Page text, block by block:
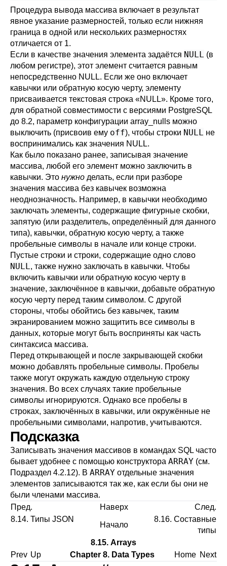
Процедура вывода массива включает в результат
явное указание размерностей, только если нижняя
граница в одной или нескольких размерностях
отличается от 1.
Если в качестве значения элемента задаётся NULL (в
любом регистре), этот элемент считается равным
непосредственно NULL. Если же оно включает
кавычки или обратную косую черту, элементу
присваивается текстовая строка «NULL». Кроме того,
для обратной совместимости с версиями PostgreSQL
до 8.2, параметр конфигурации array_nulls можно
выключить (присвоив ему off), чтобы строки NULL не
воспринимались как значения NULL.
Как было показано ранее, записывая значение
массива, любой его элемент можно заключить в
кавычки. Это нужно делать, если при разборе
значения массива без кавычек возможна
неоднозначность. Например, в кавычки необходимо
заключать элементы, содержащие фигурные скобки,
запятую (или разделитель, определённый для данного
типа), кавычки, обратную косую черту, а также
пробельные символы в начале или конце строки.
Пустые строки и строки, содержащие одно слово
NULL, также нужно заключать в кавычки. Чтобы
включить кавычки или обратную косую черту в
значение, заключённое в кавычки, добавьте обратную
косую черту перед таким символом. С другой
стороны, чтобы обойтись без кавычек, таким
экранированием можно защитить все символы в
данных, которые могут быть восприняты как часть
синтаксиса массива.
Перед открывающей и после закрывающей скобки
можно добавлять пробельные символы. Пробелы
также могут окружать каждую отдельную строку
значения. Во всех случаях такие пробельные
символы игнорируются. Однако все пробелы в
строках, заключённых в кавычки, или окружённые не
пробельными символами, напротив, учитываются.
Подсказка
Записывать значения массивов в командах SQL часто
бывает удобнее с помощью конструктора ARRAY (см.
Подраздел 4.2.12). В ARRAY отдельные значения
элементов записываются так же, как если бы они не
были членами массива.
Пред.
Наверх
След.
8.14. Типы JSON
Начало
8.16. Составные
типы
8.15. Arrays
Prev Up Chapter 8. Data Types Home Next